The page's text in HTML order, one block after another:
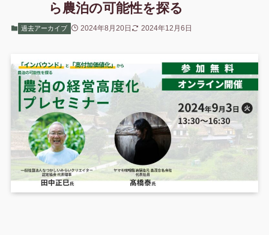
ら農泊の可能性を探る
過去アーカイブ 2024年8月20日 2024年12月6日